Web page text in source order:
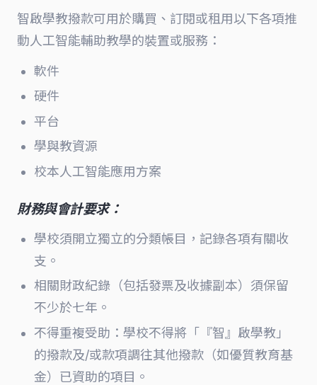
智啟學教撥款可用於購買、訂閱或租用以下各項推
動人工智能輔助教學的裝置或服務：
軟件
硬件
平台
學與教資源
校本人工智能應用方案
財務與會計要求：
學校須開立獨立的分類帳目，記錄各項有關收
支。
相關財政紀錄（包括發票及收據副本）須保留
不少於七年。
不得重複受助：學校不得將「『智』啟學教」
的撥款及/或款項調往其他撥款（如優質教育基
金）已資助的項目。